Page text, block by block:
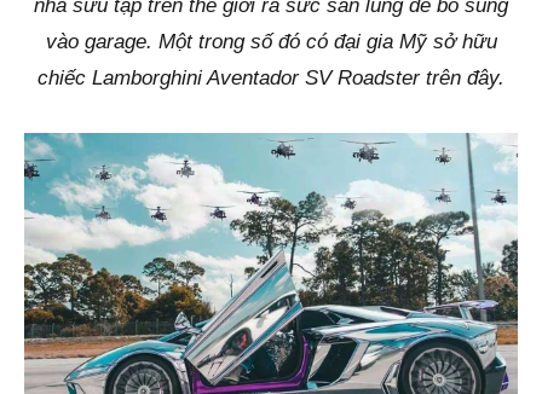
nhà sưu tập trên thế giới ra sức săn lùng để bổ sung
vào garage. Một trong số đó có đại gia Mỹ sở hữu
chiếc Lamborghini Aventador SV Roadster trên đây.